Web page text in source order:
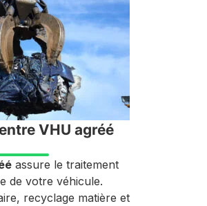
VHU agréé
assure le traitement
de votre véhicule.
recyclage matière et